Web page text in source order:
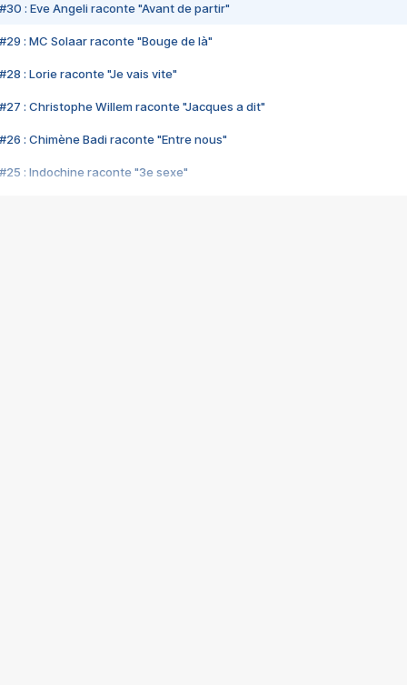
#30 : Eve Angeli raconte "Avant de partir"
#29 : MC Solaar raconte "Bouge de là"
#28 : Lorie raconte "Je vais vite"
#27 : Christophe Willem raconte "Jacques a dit"
#26 : Chimène Badi raconte "Entre nous"
#25 : Indochine raconte "3e sexe"